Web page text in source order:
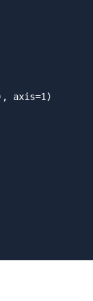
axis=1)